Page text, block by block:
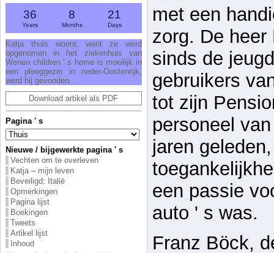
36
Years
8
Months
21
Days
Katja thuis woont, want ze werd
opgenomen in het ziekenhuis van
Wenen children ' s home is moeilijk in
een pleeggezin in neder-Oostenrijk,
werd hij gevonden.
Download artikel als PDF
Pagina ' s
Nieuwe / bijgewerkte pagina ' s
Vechten om te overleven
Katja – mijn leven
Beveiligd: Italië
Opmerkingen
Pagina lijst
Boekingen
Tweets
Artikel lijst
Inhoud
met een
zorg. De
sinds de
gebruikers
tot zijn
personeel
jaren
een passie
auto ' s was.
Franz Böck,